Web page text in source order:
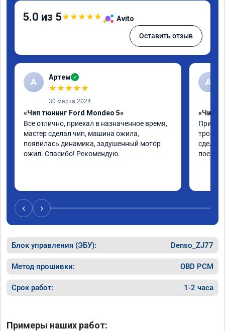
5.0 из 5★★★★★ Avito
Оставить отзыв
А Артем ✓
★★★★★
30 марта 2024
«Чип тюнинг Ford Mondeo 5»
Все отлично, приехал в назначенное время,
мастер сделал чип, машина ожила,
появилась динамика, задушенный мотор
ожил. Спасибо! Рекомендую.
А
«Чип
троила
‹ ›
Блок управления (ЭБУ): Denso_ZJ77
Метод прошивки: OBD PCM
Срок работ: 1-2 часа
Примеры наших работ: